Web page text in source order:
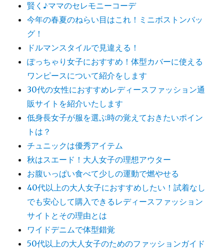
賢く♪ママのセレモニーコーデ
今年の春夏のねらい目はこれ！ミニボストンバッ
グ！
ドルマンスタイルで見違える！
ぽっちゃり女子におすすめ！体型カバーに使える
ワンピースについて紹介をします
30代の女性におすすめレディースファッション通
販サイトを紹介いたします
低身長女子が服を選ぶ時の覚えておきたいポイン
トは？
チュニックは優秀アイテム
秋はスエード！大人女子の理想アウター
お腹いっぱい食べて少しの運動で燃やせる
40代以上の大人女子におすすめしたい！試着なし
でも安心して購入できるレディースファッション
サイトとその理由とは
ワイドデニムで体型錯覚
50代以上の大人女子のためのファッションガイド